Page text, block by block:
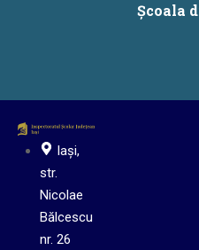
Școala
Iași,
str.
Nicolae
Bălcescu
nr. 26